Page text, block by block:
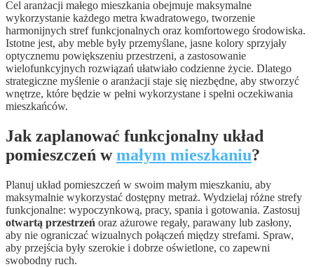
Cel aranżacji małego mieszkania obejmuje maksymalne
wykorzystanie każdego metra kwadratowego, tworzenie
harmonijnych stref funkcjonalnych oraz komfortowego środowiska.
Istotne jest, aby meble były przemyślane, jasne kolory sprzyjały
optycznemu powiększeniu przestrzeni, a zastosowanie
wielofunkcyjnych rozwiązań ułatwiało codzienne życie. Dlatego
strategiczne myślenie o aranżacji staje się niezbędne, aby stworzyć
wnętrze, które będzie w pełni wykorzystane i spełni oczekiwania
mieszkańców.
Jak zaplanować funkcjonalny układ
pomieszczeń wmałym mieszkaniu?
Planuj układ pomieszczeń w swoim małym mieszkaniu, aby
maksymalnie wykorzystać dostępny metraż. Wydzielaj różne strefy
funkcjonalne: wypoczynkową, pracy, spania i gotowania. Zastosuj
otwartą przestrzeń oraz ażurowe regały, parawany lub zasłony,
aby nie ograniczać wizualnych połączeń między strefami. Spraw,
aby przejścia były szerokie i dobrze oświetlone, co zapewni
swobodny ruch.